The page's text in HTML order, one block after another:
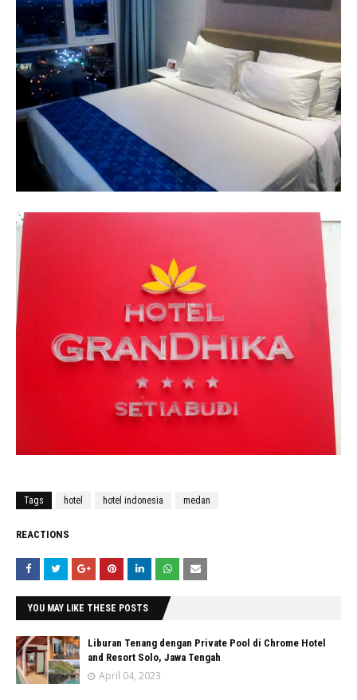
Tags hotel hotel indonesia medan
REACTIONS
YOU MAY LIKE THESE POSTS
Liburan Tenang dengan Private Pool di Chrome Hotel
and Resort Solo, Jawa Tengah
April 04, 2023